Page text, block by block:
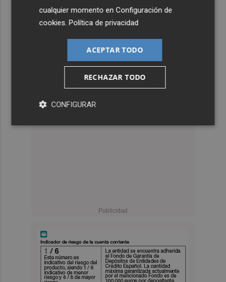
cualquier momento enConfiguración de
cookies .Política de privacidad
ACEPTAR TODO
RECHAZAR TODO
CONFIGURAR